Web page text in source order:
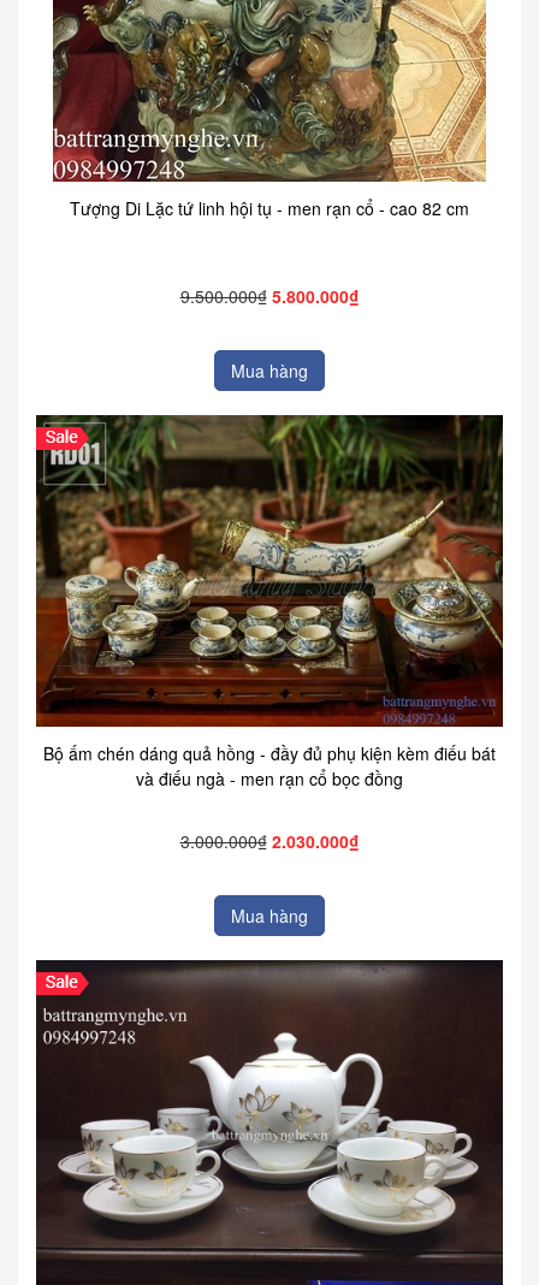
Tượng Di Lặc tứ linh hội tụ - men rạn cổ - cao 82 cm
9.500.000₫ 5.800.000₫
Mua hàng
Bộ ấm chén dáng quả hồng - đầy đủ phụ kiện kèm điếu bát
và điếu ngà - men rạn cổ bọc đồng
3.000.000₫ 2.030.000₫
Mua hàng